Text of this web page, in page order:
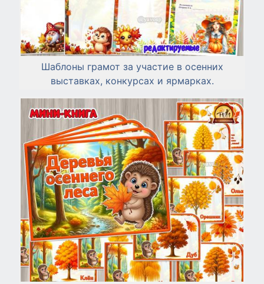
Шаблоны грамот за участие в осенних
выставках, конкурсах и ярмарках.